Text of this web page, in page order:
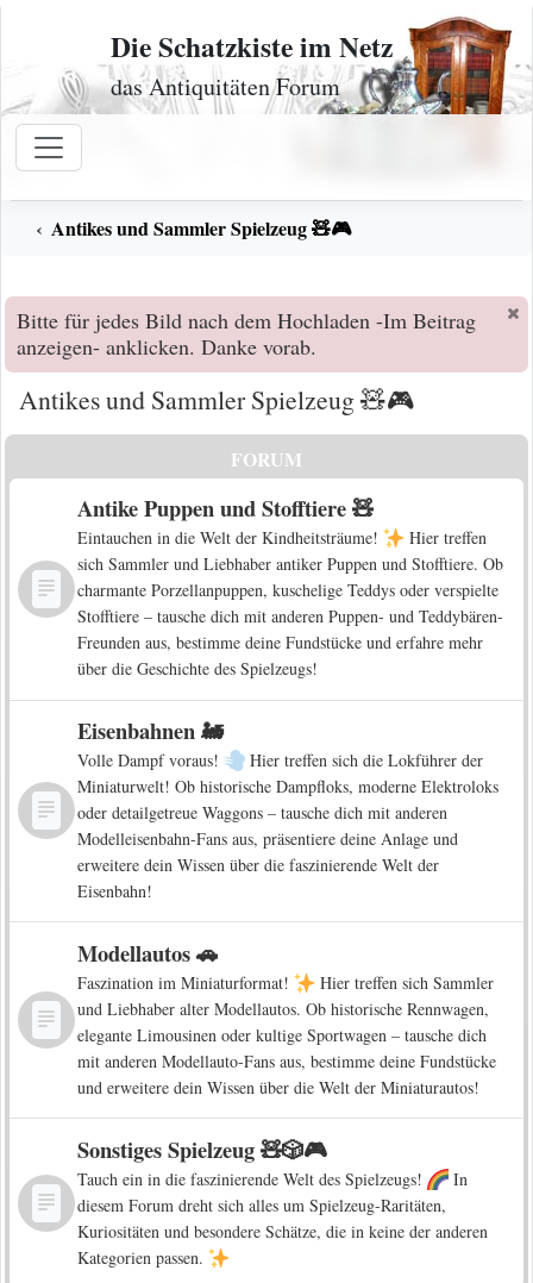
Zum Inhalt
Die Schatzkiste im Netz
das Antiquitäten Forum
Antikes und Sammler Spielzeug 🧸🎮
Bitte für jedes Bild nach dem Hochladen -Im Beitrag
anzeigen- anklicken. Danke vorab.
Antikes und Sammler Spielzeug 🧸🎮
FORUM
Antike Puppen und Stofftiere 🧸
Eintauchen in die Welt der Kindheitsträume!
Hier treffen
sich Sammler und Liebhaber antiker Puppen und Stofftiere. Ob
charmante Porzellanpuppen, kuschelige Teddys oder verspielte
Stofftiere – tausche dich mit anderen Puppen- und Teddybären-
Freunden aus, bestimme deine Fundstücke und erfahre mehr
über die Geschichte des Spielzeugs!
Eisenbahnen 🚂
Volle Dampf voraus!
Hier treffen sich die Lokführer der
Miniaturwelt! Ob historische Dampfloks, moderne Elektroloks
oder detailgetreue Waggons – tausche dich mit anderen
Modelleisenbahn-Fans aus, präsentiere deine Anlage und
erweitere dein Wissen über die faszinierende Welt der
Eisenbahn!
Modellautos 🚗
Faszination im Miniaturformat!
Hier treffen sich Sammler
und Liebhaber alter Modellautos. Ob historische Rennwagen,
elegante Limousinen oder kultige Sportwagen – tausche dich
mit anderen Modellauto-Fans aus, bestimme deine Fundstücke
und erweitere dein Wissen über die Welt der Miniaturautos!
Sonstiges Spielzeug 🧸🎲🎮
Tauch ein in die faszinierende Welt des Spielzeugs!
In
diesem Forum dreht sich alles um Spielzeug-Raritäten,
Kuriositäten und besondere Schätze, die in keine der anderen
Kategorien passen.